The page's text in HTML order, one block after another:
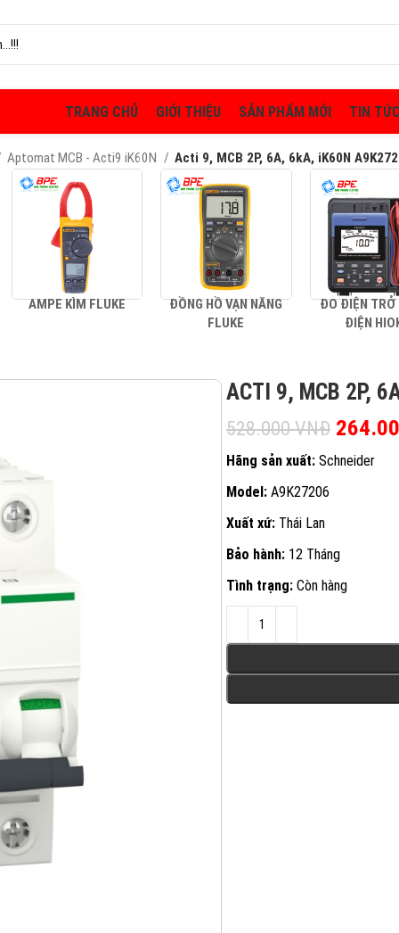
TRANG CHỦ GIỚI THIỆU SẢN PHẨM MỚI TIN TỨC
Aptomat MCB - Acti9 iK60N Acti 9, MCB 2P, 6A, 6kA, iK60N
AMPE KÌM FLUKE
ĐỒNG HỒ VẠN NĂNG
FLUKE
ĐO ĐIỆN TRỞ
ĐIỆN
ACTI 9, MCB 2P,
528.000VNĐ Giá
Hãng sản xuất: Schneider
Model: A9K27206
Xuất xứ: Thái Lan
Bảo hành: 12 Tháng
Tình trạng: Còn hàng